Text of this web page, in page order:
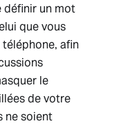
définir un mot
que vous
afin
le
de votre
ne soient